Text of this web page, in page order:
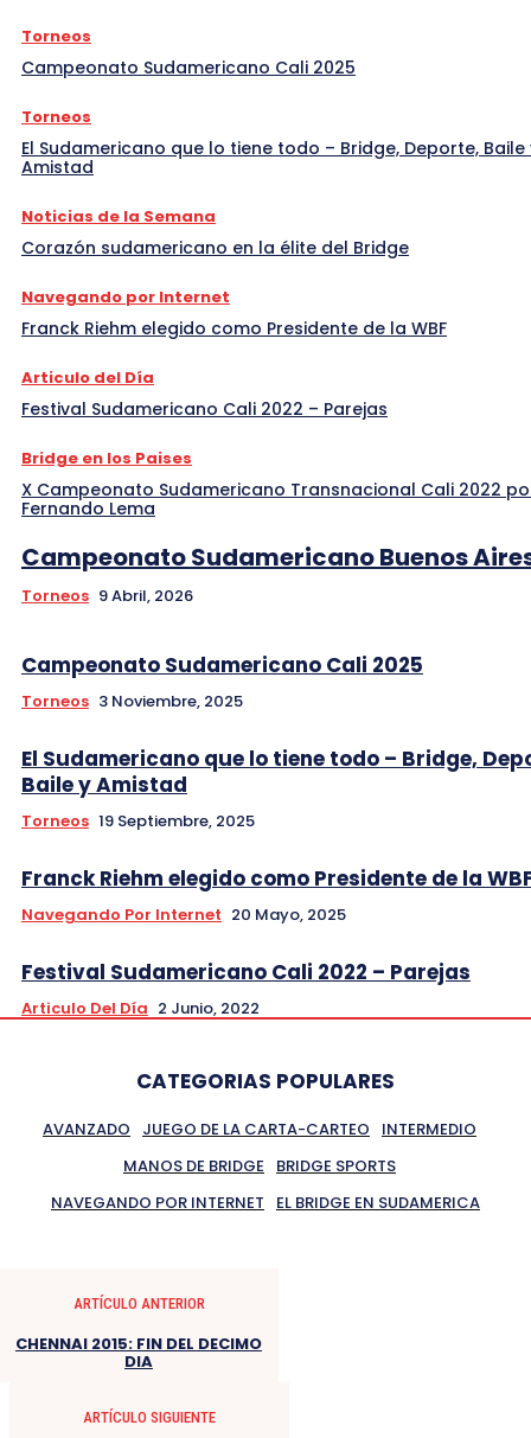
Torneos
Campeonato Sudamericano Cali 2025
Torneos
El Sudamericano que lo tiene todo – Bridge, Deporte, Baile
Amistad
Noticias de la Semana
Corazón sudamericano en la élite del Bridge
Navegando por Internet
Franck Riehm elegido como Presidente de la WBF
Articulo del Día
Festival Sudamericano Cali 2022 – Parejas
Bridge en los Paises
X Campeonato Sudamericano Transnacional Cali 2022
Fernando Lema
Campeonato Sudamericano Buenos
Torneos 9 Abril, 2026
Campeonato Sudamericano Cali 2025
Torneos 3 Noviembre, 2025
El Sudamericano que lo tiene todo – Bridge,
Baile y Amistad
Torneos 19 Septiembre, 2025
Franck Riehm elegido como Presidente de la
Navegando Por Internet 20 Mayo, 2025
Festival Sudamericano Cali 2022 – Parejas
Articulo Del Día 2 Junio, 2022
CATEGORIAS POPULARES
AVANZADO JUEGO DE LA CARTA-CARTEO
INTERMEDIO
MANOS DE BRIDGE
BRIDGE SPORTS
NAVEGANDO POR INTERNET
EL BRIDGE EN SUDAMERICA
ARTÍCULO ANTERIOR
CHENNAI 2015: FIN DEL DECIMO
DIA
ARTÍCULO SIGUIENTE